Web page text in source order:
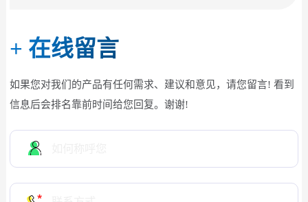
+ 在线留言
如果您对我们的产品有任何需求、建议和意见，请您留言! 看到
信息后会排名靠前时间给您回复。谢谢!